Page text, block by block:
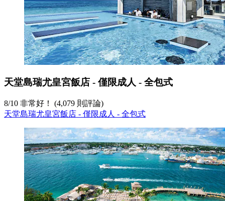
天堂島瑞尤皇宮飯店 - 僅限成人 - 全包式
8/10 非常好！ (4,079 則評論)
天堂島瑞尤皇宮飯店 - 僅限成人 - 全包式